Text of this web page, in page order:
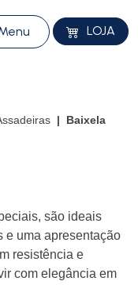
LOJA
Baixela
são ideais
e uma apresentação
resistência e
com elegância em